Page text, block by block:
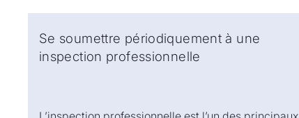
Se soumettre périodiquement à une
inspection professionnelle